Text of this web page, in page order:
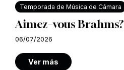
Temporada de Música de Cámara
Aimez–vous Brahms?
06/07/2026
Ver más